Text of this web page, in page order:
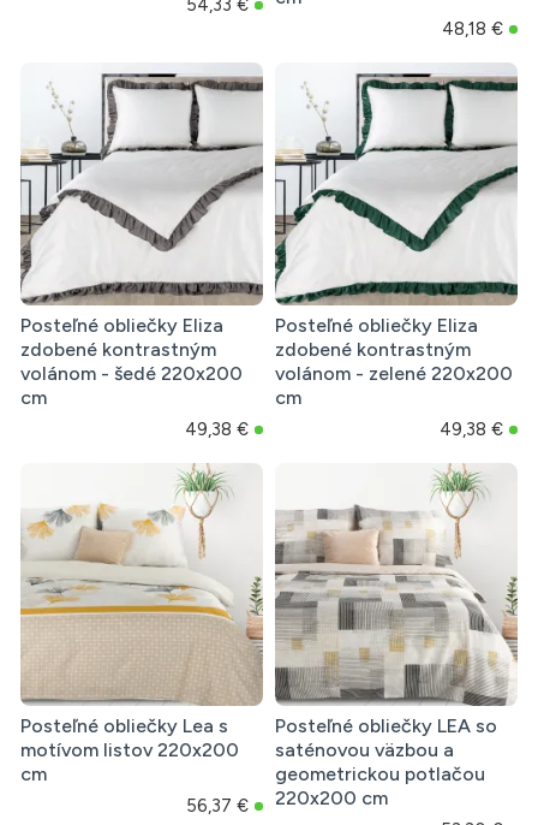
54,33 €
48,18 €
Posteľné obliečky Eliza
zdobené kontrastným
volánom - šedé 220x200
cm
49,38 €
Posteľné obliečky Eliza
zdobené kontrastným
volánom - zelené 220x200
cm
49,38 €
Posteľné obliečky Lea s
motívom listov 220x200
cm
56,37 €
Posteľné obliečky LEA so
saténovou väzbou a
geometrickou potlačou
220x200 cm